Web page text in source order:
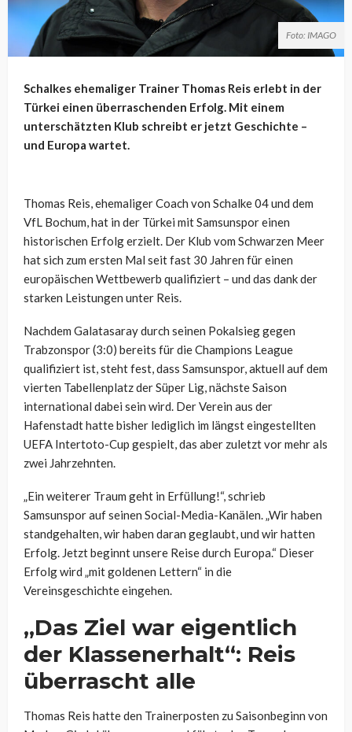
Foto: IMAGO
Schalkes ehemaliger Trainer Thomas Reis erlebt in der
Türkei einen überraschenden Erfolg. Mit einem
unterschätzten Klub schreibt er jetzt Geschichte –
und Europa wartet.
Thomas Reis, ehemaliger Coach von Schalke 04 und dem
VfL Bochum, hat in der Türkei mit Samsunspor einen
historischen Erfolg erzielt. Der Klub vom Schwarzen Meer
hat sich zum ersten Mal seit fast 30 Jahren für einen
europäischen Wettbewerb qualifiziert – und das dank der
starken Leistungen unter Reis.
Nachdem Galatasaray durch seinen Pokalsieg gegen
Trabzonspor (3:0) bereits für die Champions League
qualifiziert ist, steht fest, dass Samsunspor, aktuell auf dem
vierten Tabellenplatz der Süper Lig, nächste Saison
international dabei sein wird. Der Verein aus der
Hafenstadt hatte bisher lediglich im längst eingestellten
UEFA Intertoto-Cup gespielt, das aber zuletzt vor mehr als
zwei Jahrzehnten.
„Ein weiterer Traum geht in Erfüllung!“, schrieb
Samsunspor auf seinen Social-Media-Kanälen. „Wir haben
standgehalten, wir haben daran geglaubt, und wir hatten
Erfolg. Jetzt beginnt unsere Reise durch Europa.“ Dieser
Erfolg wird „mit goldenen Lettern“ in die
Vereinsgeschichte eingehen.
„Das Ziel war eigentlich
der Klassenerhalt“: Reis
überrascht alle
Thomas Reis hatte den Trainerposten zu Saisonbeginn von